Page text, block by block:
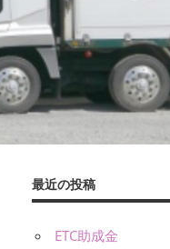
最近の投稿
ETC助成金